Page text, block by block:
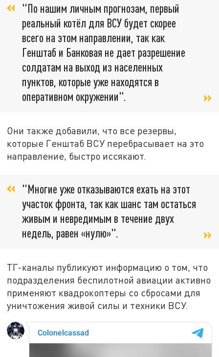
"По нашим личным прогнозам, первый
реальный котёл для ВСУ будет скорее
всего на этом направлении, так как
Генштаб и Банковая не дает разрешение
солдатам на выход из населенных
пунктов, которые уже находятся в
оперативном окружении".
Они также добавили, что все резервы,
которые Генштаб ВСУ перебрасывает на это
направление, быстро иссякают.
"Многие уже отказываются ехать на этот
участок фронта, так как шанс там остаться
живым и невредимым в течение двух
недель, равен «нулю»".
ТГ-каналы публикуют информацию о том, что
подразделения беспилотной авиации активно
применяют квадрокоптеры со сбросами для
уничтожения живой силы и техники ВСУ.